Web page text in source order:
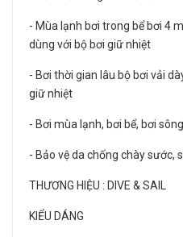
- Mùa lạnh bơi trong bể bơi 4
dùng với bộ bơi giữ nhiệt
- Bơi thời gian lâu bộ bơi vải
giữ nhiệt
- Bơi mùa lạnh, bơi bể, bơi
- Bảo vệ da chống chày sước,
THƯƠNG HIỆU : DIVE & SAIL
KIỂU DÁNG